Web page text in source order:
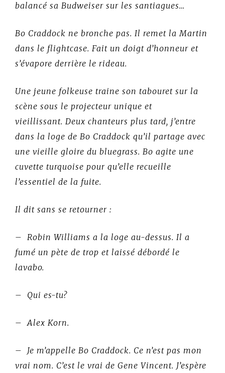
balancé sa Budweiser sur les santiagues…
Bo Craddock ne bronche pas. Il remet la Martin
dans le flightcase. Fait un doigt d’honneur et
s’évapore derrière le rideau.
Une jeune folkeuse traine son tabouret sur la
scène sous le projecteur unique et
vieillissant. Deux chanteurs plus tard, j’entre
dans la loge de Bo Craddock qu’il partage avec
une vieille gloire du bluegrass. Bo agite une
cuvette turquoise pour qu’elle recueille
l’essentiel de la fuite.
Il dit sans se retourner :
– Robin Williams a la loge au-dessus. Il a
fumé un pète de trop et laissé débordé le
lavabo.
– Qui es-tu?
– Alex Korn.
– Je m’appelle Bo Craddock. Ce n’est pas mon
vrai nom. C’est le vrai de Gene Vincent. J’espère